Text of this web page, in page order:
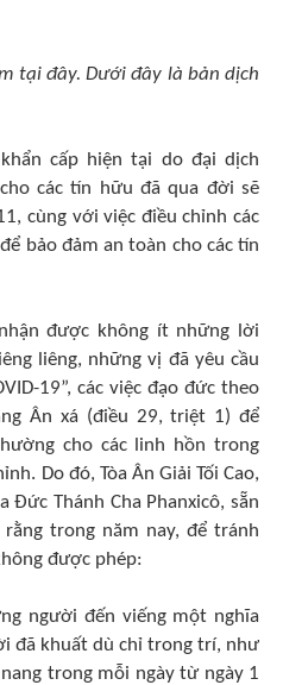
tại đây. Dưới đây là bản dịch
cấp hiện tại do đại dịch
cho các tín hữu đã qua đời sẽ
cùng với việc điều chỉnh các
bảo đảm an toàn cho các tín
được không ít những lời
liêng, những vị đã yêu cầu
19”, các việc đạo đức theo
Ân xá (điều 29, triệt 1) để
cho các linh hồn trong
Do đó, Tòa Ân Giải Tối Cao,
Thánh Cha Phanxicô, sẵn
trong năm nay, để tránh
được phép:
người đến viếng một nghĩa
đã khuất dù chỉ trong trí, như
trong mỗi ngày từ ngày 1